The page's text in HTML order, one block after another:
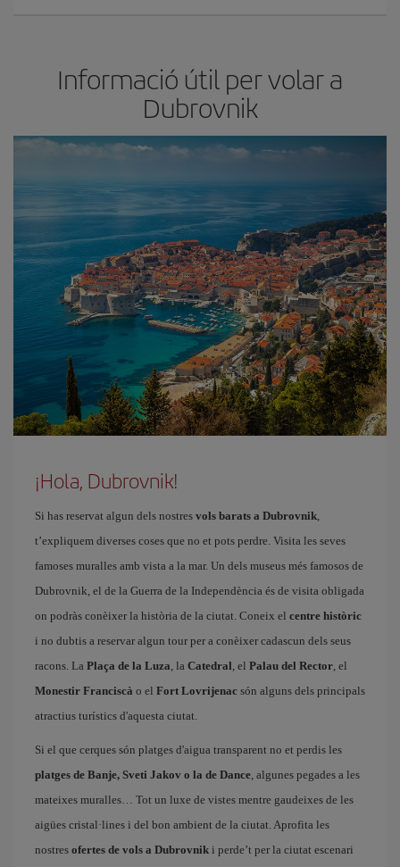
Informació útil per volar a
Dubrovnik
¡Hola, Dubrovnik!
Si has reservat algun dels nostres vols barats a Dubrovnik,
t’expliquem diverses coses que no et pots perdre. Visita les seves
famoses muralles amb vista a la mar. Un dels museus més famosos de
Dubrovnik, el de la Guerra de la Independència és de visita obligada
on podràs conèixer la història de la ciutat. Coneix el centre històric
i no dubtis a reservar algun tour per a conèixer cadascun dels seus
racons. La Plaça de la Luza, la Catedral, el Palau del Rector, el
Monestir Franciscà o el Fort Lovrijenac són alguns dels principals
atractius turístics d'aquesta ciutat.
Si el que cerques són platges d'aigua transparent no et perdis les
platges de Banje, Sveti Jakov o la de Dance, algunes pegades a les
mateixes muralles… Tot un luxe de vistes mentre gaudeixes de les
aigües cristal·lines i del bon ambient de la ciutat. Aprofita les
nostres ofertes de vols a Dubrovnik i perde’t per la ciutat escenari